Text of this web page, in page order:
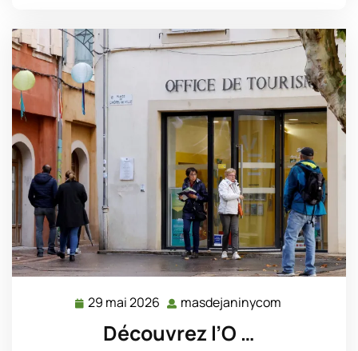
29 mai 2026 29
2026
masdejaninycom
Découvrez l’O …